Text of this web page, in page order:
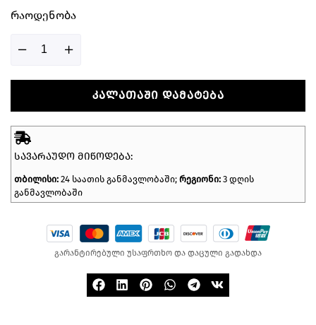
Რაოდენობა
ᲙᲐᲚᲐᲗᲐᲨᲘ ᲓᲐᲛᲐᲢᲔᲑᲐ
ᲡᲐᲕᲐᲠᲐᲣᲓᲝ ᲛᲘᲬᲝᲓᲔᲑᲐ:
თბილისი: 24 საათის განმავლობაში; რეგიონი: 3 დღის
განმავლობაში
გარანტირებული უსაფრთხო და დაცული გადახდა